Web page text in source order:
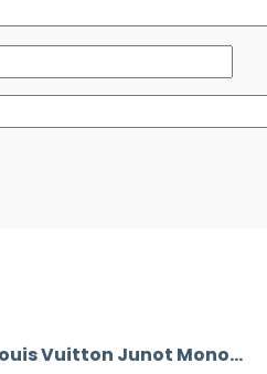
A+ Louis Vuitton Junot Monogram Empreinte Leather